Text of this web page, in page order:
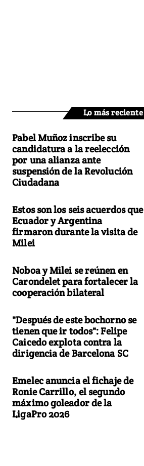
Lo más reciente
Pabel Muñoz inscribe su
candidatura a la reelección
por una alianza ante
suspensión de la Revolución
Ciudadana
Estos son los seis acuerdos que
Ecuador y Argentina
firmaron durante la visita de
Milei
Noboa y Milei se reúnen en
Carondelet para fortalecer la
cooperación bilateral
"Después de este bochorno se
tienen que ir todos": Felipe
Caicedo explota contra la
dirigencia de Barcelona SC
Emelec anuncia el fichaje de
Ronie Carrillo, el segundo
máximo goleador de la
LigaPro 2026